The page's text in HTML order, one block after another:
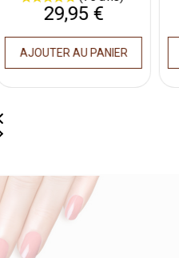
Prix
12,90 €
AJOUTER AU PANIER